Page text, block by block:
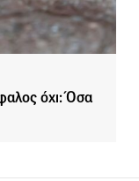
όχι: Όσα